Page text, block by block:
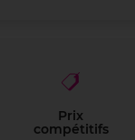
Prix
compétitifs